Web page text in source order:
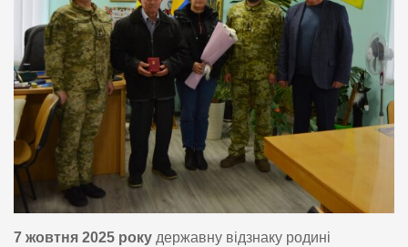
7 жовтня 2025 року державну відзнаку родині